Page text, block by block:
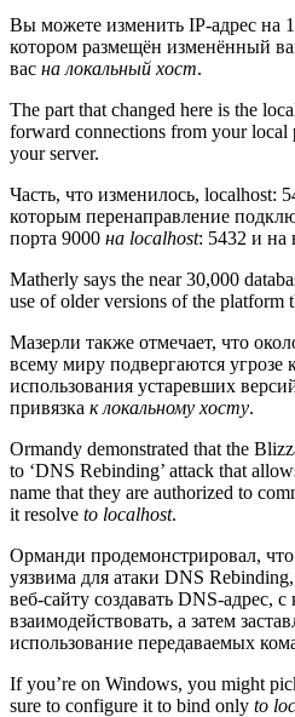
Вы можете изменить IP-адрес на
котором размещён изменённый
вас на локальный хост.
The part that changed here is the
forward connections from your local
your server.
Часть, что изменилось, localhost:
которым перенаправление
порта 9000 на localhost: 5432 и на
Matherly says the near 30,000
use of older versions of the platform
Мазерли также отмечает, что
всему миру подвергаются угрозе
использования устаревших
привязка к локальному хосту.
Ormandy demonstrated that the
to ‘DNS Rebinding’ attack that
name that they are authorized to
it resolve to localhost.
Орманди продемонстрировал,
уязвима для атаки DNS
веб-сайту создавать DNS-адрес,
взаимодействовать, а затем
использование передаваемых
If you’re on Windows, you might
sure to configure it to bind only to